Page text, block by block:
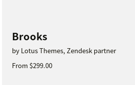
Brooks
by Lotus Themes, Zendesk partner
From $299.00